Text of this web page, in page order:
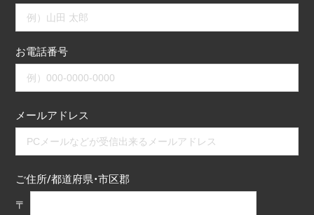
お電話番号
メールアドレス
ご住所/都道府県・市区郡
〒